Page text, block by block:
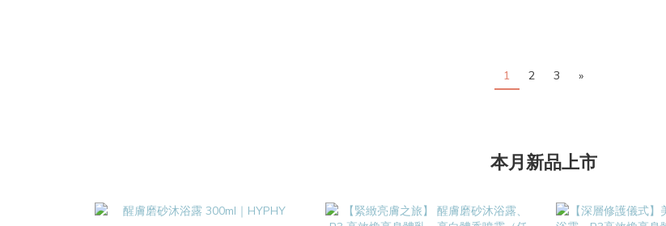
1 2 3 »
本月新品上市